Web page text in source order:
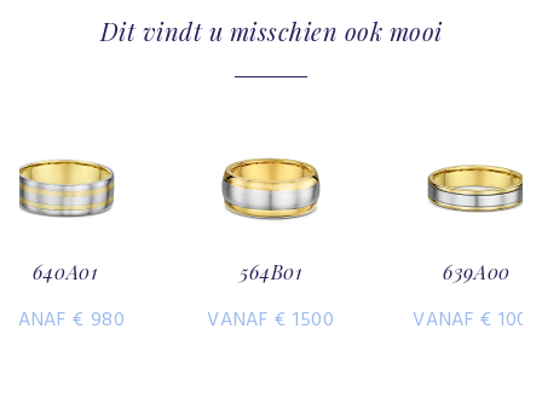
Dit vindt u misschien ook mooi
640A01
VANAF € 980
564B01
VANAF € 1500
639A00
VANAF € 1000